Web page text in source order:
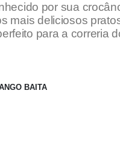
por sua
mais deliciosos
para a correria
BAITA